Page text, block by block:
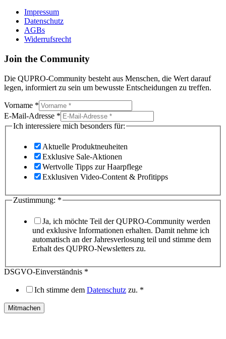
Impressum
Datenschutz
AGBs
Widerrufsrecht
Join the Community
Die QUPRO-Community besteht aus Menschen, die Wert darauf
legen, informiert zu sein um bewusste Entscheidungen zu treffen.
Vorname *
E-Mail-Adresse *
Ich interessiere mich besonders für:
Aktuelle Produktneuheiten
Exklusive Sale-Aktionen
Wertvolle Tipps zur Haarpflege
Exklusiven Video-Content & Profitipps
Zustimmung: *
Ja, ich möchte Teil der QUPRO-Community werden
und exklusive Informationen erhalten. Damit nehme ich
automatisch an der Jahresverlosung teil und stimme dem
Erhalt des QUPRO-Newsletters zu.
Ich
Adresse
DSGVO-Einverständnis *
Ich stimme dem Datenschutz zu. *
Mitmachen